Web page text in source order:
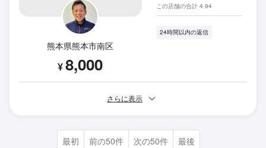
熊本県熊本市南区
¥8,000
この店舗の合計 4.94
24時間以内の返信
さらに表示
最初 前の50件 次の50件 最後